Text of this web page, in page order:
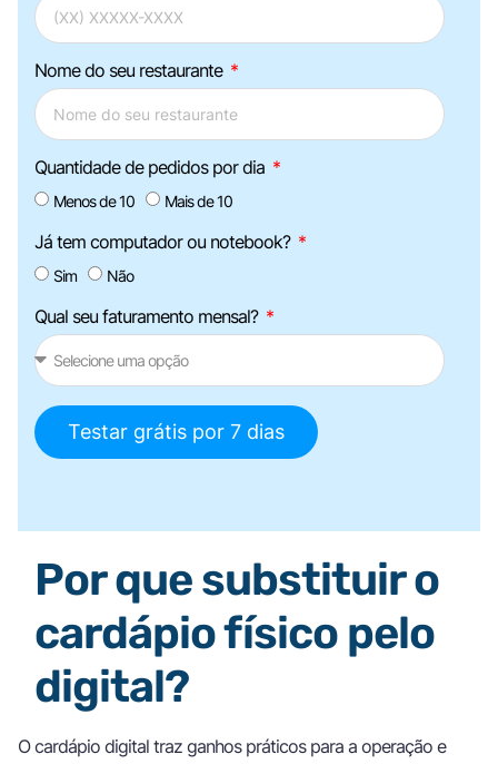
Nome do seu restaurante
Quantidade de pedidos por dia
Menos de 10 Mais de 10
Já tem computador ou notebook?
Sim Não
Qual seu faturamento mensal?
Testar grátis por 7 dias
Por que substituir o
cardápio físico pelo
digital?
O cardápio digital traz ganhos práticos para a operação e